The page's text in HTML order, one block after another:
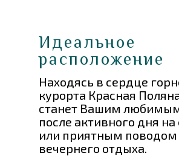
Находясь в сердце
курорта Красная
станет Вашим
после активного дня на
или приятным поводом
вечернего отдыха.
Идеальное
расположение